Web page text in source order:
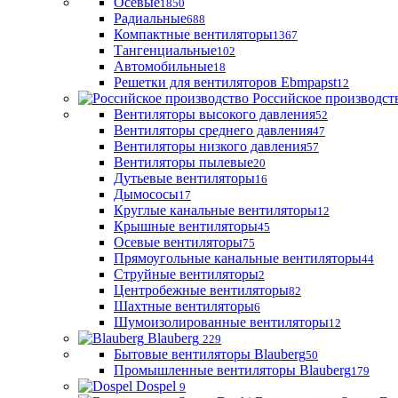
1850
Радиальные688
Компактные вентиляторы1367
Тангенциальные102
Автомобильные18
Решетки для вентиляторов Ebmpapst12
Российское
Вентиляторы высокого давления52
Вентиляторы среднего давления47
Вентиляторы низкого давления57
Вентиляторы пылевые20
Дутьевые вентиляторы16
Дымососы17
Круглые канальные вентиляторы12
Крышные вентиляторы45
Осевые вентиляторы75
Прямоугольные канальные вентиляторы44
Струйные вентиляторы2
Центробежные вентиляторы82
Шахтные вентиляторы6
Шумоизолированные вентиляторы12
Blauberg 229
Бытовые вентиляторы Blauberg50
Промышленные вентиляторы Blauberg179
Dospel 9